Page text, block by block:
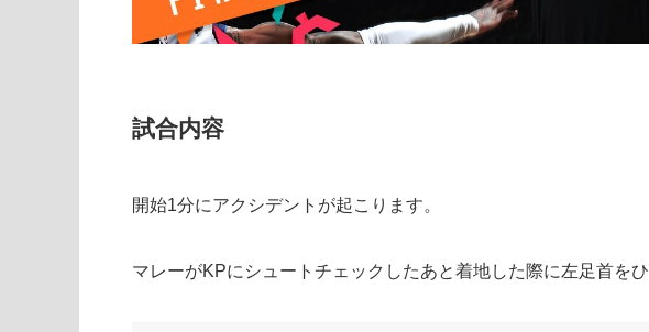
試合内容
開始1分にアクシデントが起こります。
マレーがKPにシュートチェックしたあと着地した際に左足首を